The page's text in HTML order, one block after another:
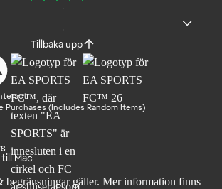
Tillbaka upp
Purchases (Includes Random Items)
Mac
gäller. Merinformation finns